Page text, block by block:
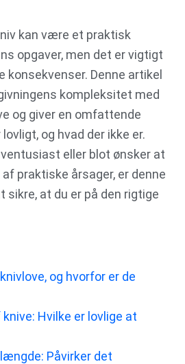
kan være et praktisk
opgaver, men det er vigtigt
konsekvenser. Denne artikel
kompleksitet med
og giver en omfattende
og hvad der ikke er.
eller blot ønsker at
praktiske årsager, er denne
at du er på den rigtige
og hvorfor er de
knive: Hvilke er lovlige at
Påvirker det